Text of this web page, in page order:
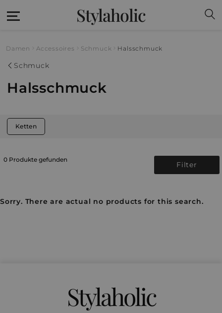
Stylaholic
Damen Accessoires Schmuck Halsschmuck
Schmuck
Halsschmuck
Ketten
0 Produkte gefunden
Filter
Sorry. There are actual no products for this search.
Stylaholic